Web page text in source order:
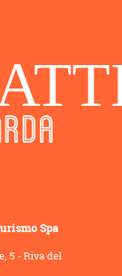
Spa
5 - Riva del